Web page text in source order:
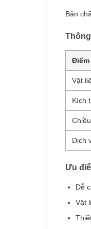
Bản
Điểm
Vật
Kích
Dịch
Ưu
Dễ
Vật